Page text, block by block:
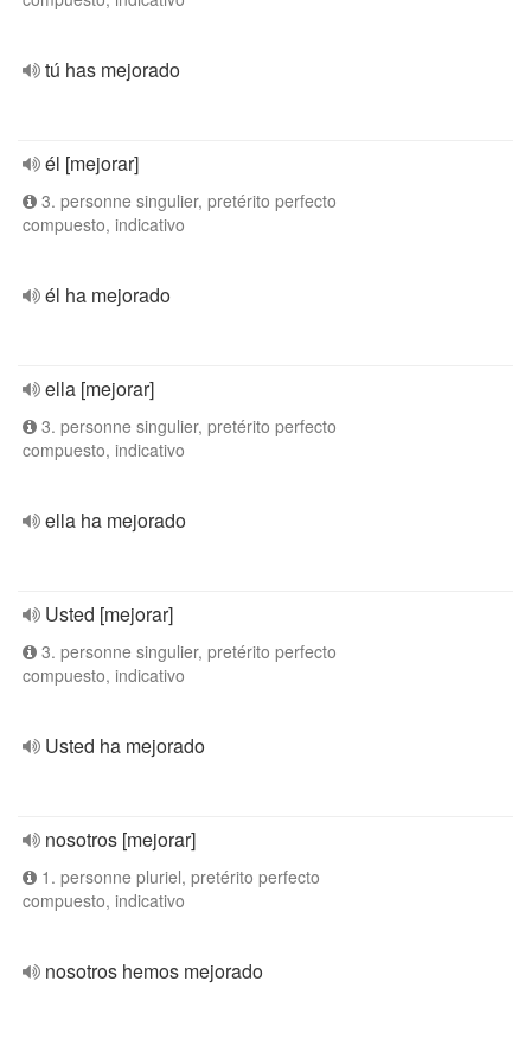
tú has mejorado
él [mejorar]
3. personne singulier, pretérito perfecto
compuesto, indicativo
él ha mejorado
ella [mejorar]
3. personne singulier, pretérito perfecto
compuesto, indicativo
ella ha mejorado
Usted [mejorar]
3. personne singulier, pretérito perfecto
compuesto, indicativo
Usted ha mejorado
nosotros [mejorar]
1. personne pluriel, pretérito perfecto
compuesto, indicativo
nosotros hemos mejorado